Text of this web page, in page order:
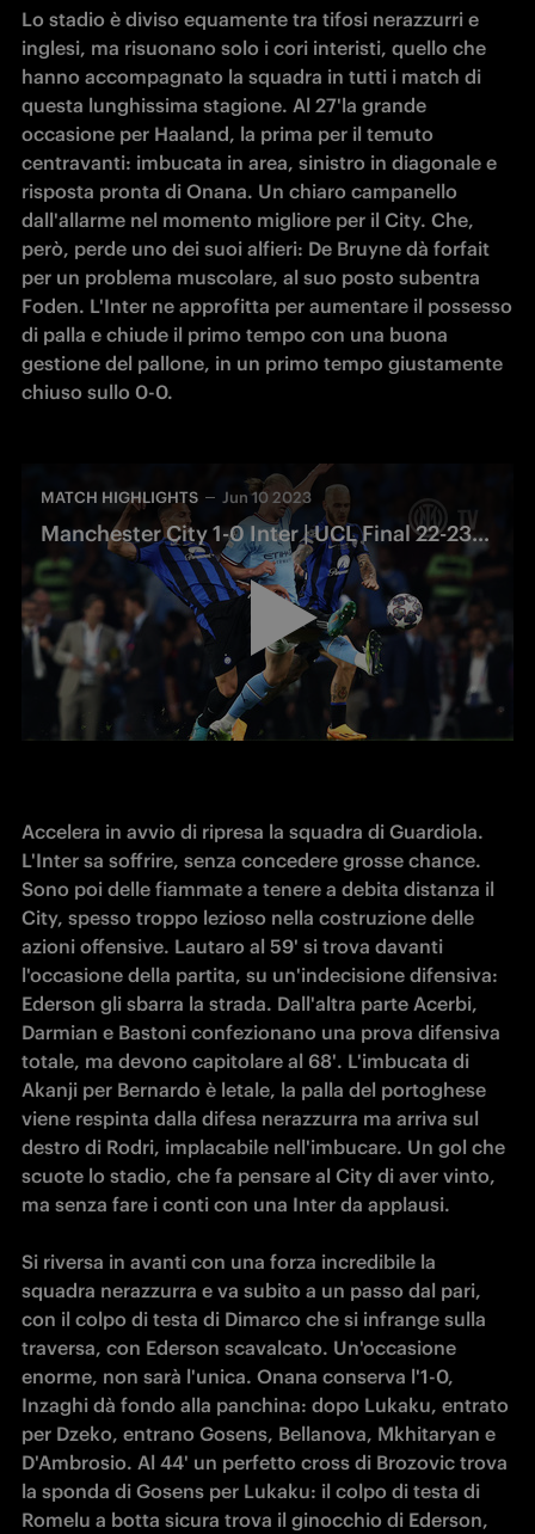
Lo stadio è diviso equamente tra tifosi nerazzurri e
inglesi, ma risuonano solo i cori interisti, quello che
hanno accompagnato la squadra in tutti i match di
questa lunghissima stagione. Al 27'la grande
occasione per Haaland, la prima per il temuto
centravanti: imbucata in area, sinistro in diagonale e
risposta pronta di Onana. Un chiaro campanello
dall'allarme nel momento migliore per il City. Che,
però, perde uno dei suoi alfieri: De Bruyne dà forfait
per un problema muscolare, al suo posto subentra
Foden. L'Inter ne approfitta per aumentare il possesso
di palla e chiude il primo tempo con una buona
gestione del pallone, in un primo tempo giustamente
MATCH HIGHLIGHTS Jun 10 2023
Manchester City 1-0 Inter | UCL Final 22-23 | Highlights
Accelera in avvio di ripresa la squadra di Guardiola.
L'Inter sa soffrire, senza concedere grosse chance.
Sono poi delle fiammate a tenere a debita distanza il
City, spesso troppo lezioso nella costruzione delle
azioni offensive. Lautaro al 59' si trova davanti
l'occasione della partita, su un'indecisione difensiva:
Ederson gli sbarra la strada. Dall'altra parte Acerbi,
Darmian e Bastoni confezionano una prova difensiva
totale, ma devono capitolare al 68'. L'imbucata di
Akanji per Bernardo è letale, la palla del portoghese
viene respinta dalla difesa nerazzurra ma arriva sul
destro di Rodri, implacabile nell'imbucare. Un gol che
scuote lo stadio, che fa pensare al City di aver vinto,
ma senza fare i conti con una Inter da applausi.
Si riversa in avanti con una forza incredibile la
squadra nerazzurra e va subito a un passo dal pari,
con il colpo di testa di Dimarco che si infrange sulla
traversa, con Ederson scavalcato. Un'occasione
enorme, non sarà l'unica. Onana conserva l'1-0,
Inzaghi dà fondo alla panchina: dopo Lukaku, entrato
per Dzeko, entrano Gosens, Bellanova, Mkhitaryan e
D'Ambrosio. Al 44' un perfetto cross di Brozovic trova
la sponda di Gosens per Lukaku: il colpo di testa di
Romelu a botta sicura trova il ginocchio di Ederson,